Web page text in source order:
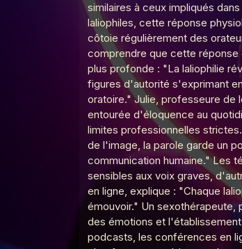
Le Poing G Le Point
Le Poing G Le point
Le Poing G Le Point
Le Poing G Le Point
similaires à ceux impliqués
laliophiles, cette réponse
côtoie régulièrement des
comprendre que cette réponse
plus profonde : "La laliophilie
figures d'autorité s'exprimant
oratoire." Julie, professeure de
entourée d'éloquence au
limites professionnelles
de l'image, la parole garde un
communication humaine." Les
sensibles aux voix graves,
en ligne, explique : "Chaque
émouvoir." Un sexothérapeute,
des émotions et
podcasts, les conférences en